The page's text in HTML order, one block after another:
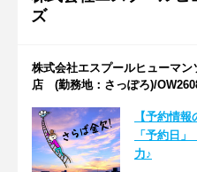
ズ
株式会社エスプールヒューマ
店 (勤務地：さっぽろ)/
【予約情
「予約日
力♪